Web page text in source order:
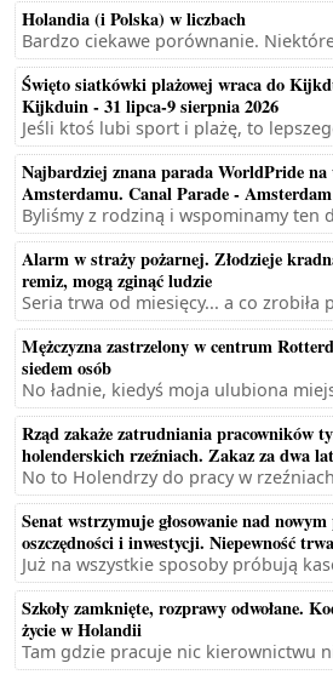
Holandia (i Polska) w liczbach
Bardzo ciekawe porównanie.
Święto siatkówki plażowej wraca do
Kijkduin - 31 lipca-9 sierpnia 2026
Jeśli ktoś lubi sport i plażę, to
Najbardziej znana parada WorldPride na
Amsterdamu. Canal Parade -
Byliśmy z rodziną i wspominamy ten
Alarm w straży pożarnej. Złodzieje
remiz, mogą zginąć ludzie
Seria trwa od miesięcy... a co zrobiła
Mężczyzna zastrzelony w centrum
siedem osób
No ładnie, kiedyś moja ulubiona
Rząd zakaże zatrudniania pracowników
holenderskich rzeźniach. Zakaz za dwa
No to Holendrzy do pracy w
Senat wstrzymuje głosowanie nad
oszczędności i inwestycji. Niepewność trwa
Już na wszystkie sposoby próbują
Szkoły zamknięte, rozprawy odwołane.
życie w Holandii
Tam gdzie pracuje nic kierownictwu